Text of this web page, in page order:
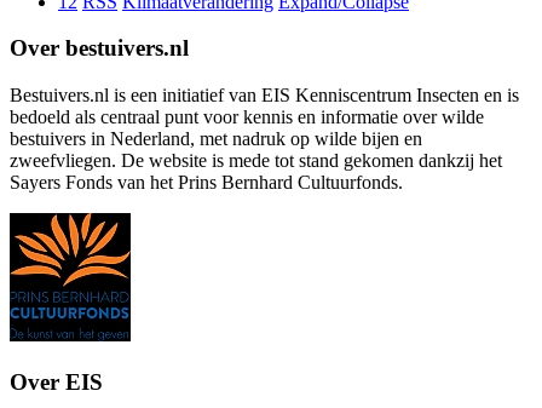
Over bestuivers.nl
Bestuivers.nl is een initiatief van EIS Kenniscentrum Insecten en is
bedoeld als centraal punt voor kennis en informatie over wilde
bestuivers in Nederland, met nadruk op wilde bijen en
zweefvliegen. De website is mede tot stand gekomen dankzij het
Sayers Fonds van het Prins Bernhard Cultuurfonds.
Over EIS